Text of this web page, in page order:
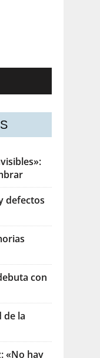
defectos
con
de la
«No hay